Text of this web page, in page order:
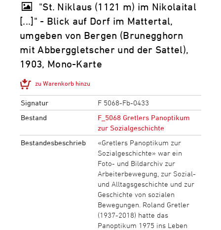
"St. Niklaus (1121 m) im Nikolaital
[...]" - Blick auf Dorf im Mattertal,
umgeben von Bergen (Brunegghorn
mit Abberggletscher und der Sattel),
1903, Mono-Karte
zu Warenkorb hinzu
Signatur
F 5068-Fb-0433
Bestand
F_5068 Gretlers Panoptikum
zur Sozialgeschichte
Bestandesbeschrieb
«Gretlers Panoptikum zur
Sozialgeschichte» war ein
Foto- und Bildarchiv zur
Arbeiterbewegung, zur Sozial-
und Alltagsgeschichte und zur
Geschichte von sozialen
Bewegungen. Roland Gretler
(1937-2018) hatte das
Panoptikum 1975 ins Leben